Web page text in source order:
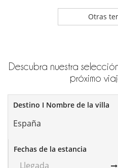
Otras
Descubra nuestra
próximo
Destino I Nombre de la villa
Fechas de la estancia